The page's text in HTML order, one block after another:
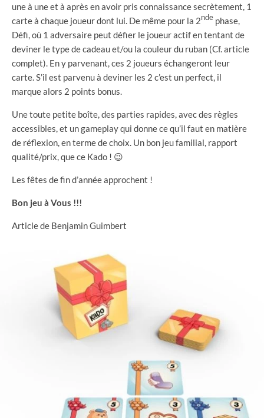
une à une et à après en avoir pris connaissance secrètement, 1
carte à chaque joueur dont lui. De même pour la 2nde phase,
Défi, où 1 adversaire peut défier le joueur actif en tentant de
deviner le type de cadeau et/ou la couleur du ruban (Cf. article
complet). En y parvenant, ces 2 joueurs échangeront leur
carte. S’il est parvenu à deviner les 2 c’est un perfect, il
marque alors 2 points bonus.
Une toute petite boîte, des parties rapides, avec des règles
accessibles, et un gameplay qui donne ce qu’il faut en matière
de réflexion, en terme de choix. Un bon jeu familial, rapport
qualité/prix, que ce Kado ! 😉
Les fêtes de fin d’année approchent !
Bon jeu à Vous !!!
Article de Benjamin Guimbert